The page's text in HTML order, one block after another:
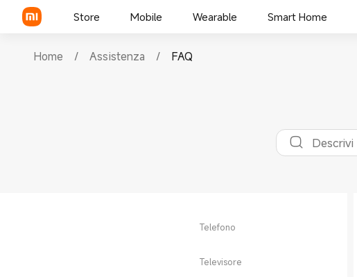
Store Mobile Wearable Smart Home
Home / Assistenza / FAQ
Telefono
Televisore